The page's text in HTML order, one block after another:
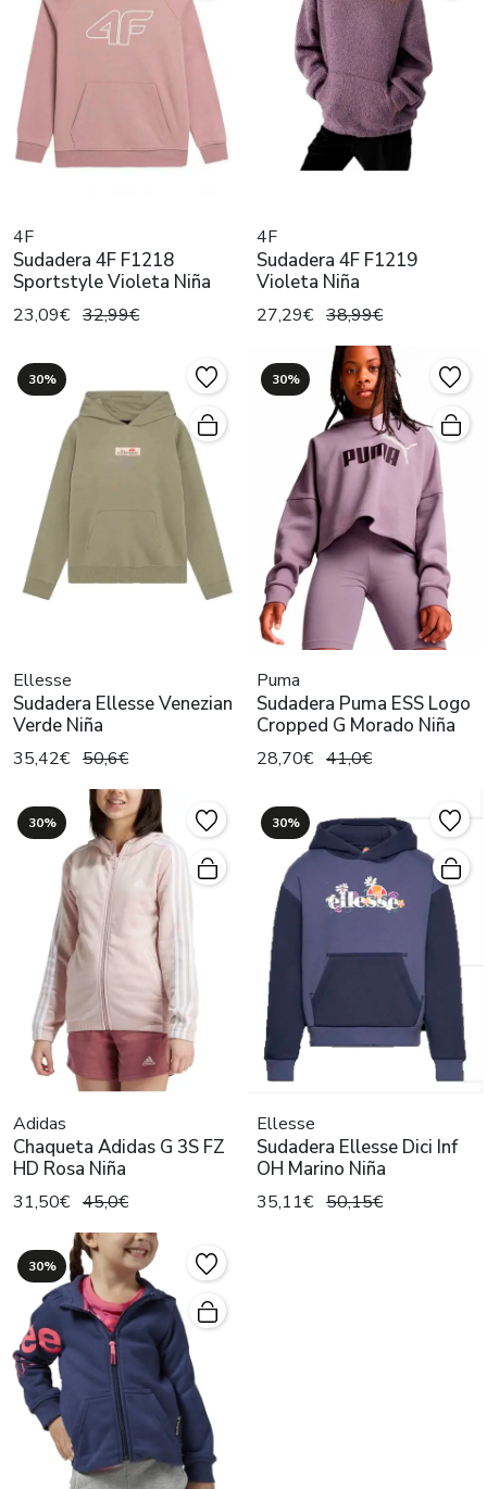
4F
Sudadera 4F F1218
Sportstyle Violeta Niña
23,09€ 32,99€
4F
Sudadera 4F F1219
Violeta Niña
27,29€ 38,99€
30%
Ellesse
Sudadera Ellesse Venezian
Verde Niña
35,42€ 50,6€
30%
Puma
Sudadera Puma ESS Logo
Cropped G Morado Niña
28,70€ 41,0€
30%
Adidas
Chaqueta Adidas G 3S FZ
HD Rosa Niña
31,50€ 45,0€
30%
Ellesse
Sudadera Ellesse Dici Inf
OH Marino Niña
35,11€ 50,15€
30%